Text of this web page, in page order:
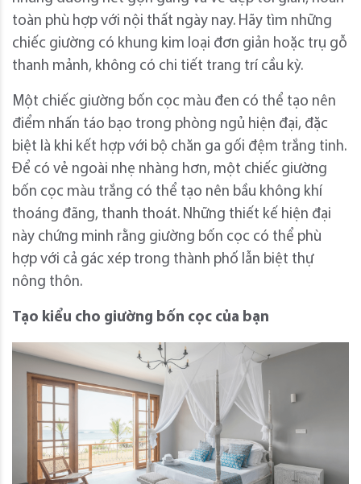
toàn phù hợp với nội thất ngày nay. Hãy tìm những
chiếc giường có khung kim loại đơn giản hoặc trụ gỗ
thanh mảnh, không có chi tiết trang trí cầu kỳ.
Một chiếc giường bốn cọc màu đen có thể tạo nên
điểm nhấn táo bạo trong phòng ngủ hiện đại, đặc
biệt là khi kết hợp với bộ chăn ga gối đệm trắng tinh.
Để có vẻ ngoài nhẹ nhàng hơn, một chiếc giường
bốn cọc màu trắng có thể tạo nên bầu không khí
thoáng đãng, thanh thoát. Những thiết kế hiện đại
này chứng minh rằng giường bốn cọc có thể phù
hợp với cả gác xép trong thành phố lẫn biệt thự
nông thôn.
Tạo kiểu cho giường bốn cọc của bạn